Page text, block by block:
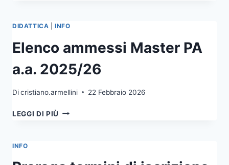
DIDATTICA |INFO
Elenco ammessi Master PA
a.a. 2025/26
Dicristiano.armellini 22 Febbraio 2026
LEGGI DI PIÙ ELENCO
INFO